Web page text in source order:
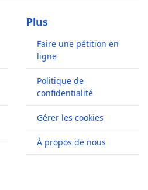
Plus
Faire une pétition en
ligne
Politique de
confidentialité
Gérer les cookies
À propos de nous